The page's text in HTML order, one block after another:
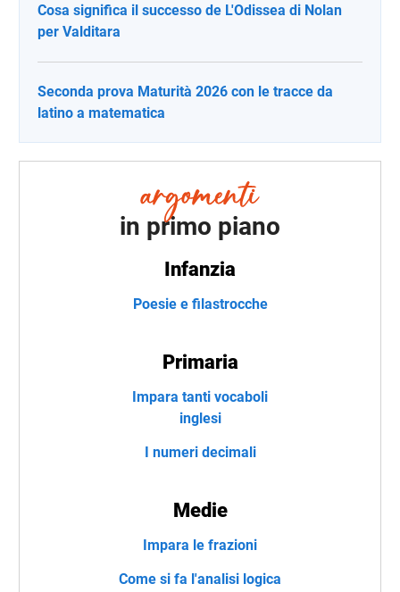
Cosa significa il successo de L'Odissea di Nolan
per Valditara
Seconda prova Maturità 2026 con le tracce da
latino a matematica
in primo piano
Infanzia
Poesie e filastrocche
Primaria
Impara tanti vocaboli
inglesi
I numeri decimali
Medie
Impara le frazioni
Come si fa l'analisi logica